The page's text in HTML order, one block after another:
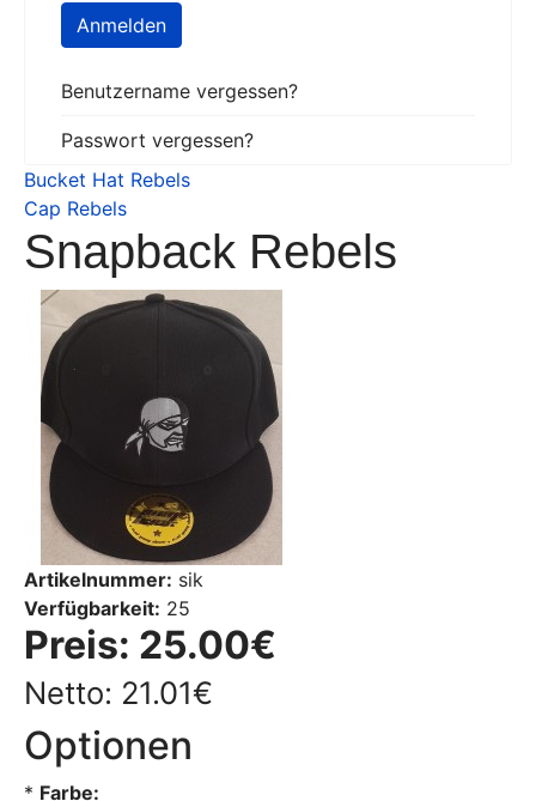
Anmelden
Benutzername vergessen?
Passwort vergessen?
Bucket Hat Rebels
Cap Rebels
Snapback Rebels
Artikelnummer: sik
Verfügbarkeit: 25
Preis: 25.00€
Netto: 21.01€
Optionen
* Farbe: